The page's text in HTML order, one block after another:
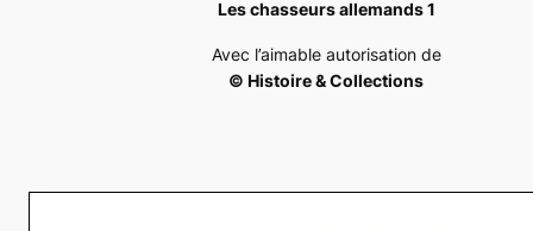
Les chasseurs allemands 1
Avec l’aimable autorisation de
© Histoire & Collections